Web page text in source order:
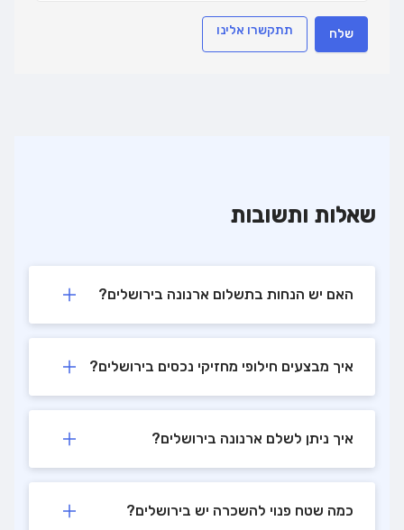
שלח תתקשרו אלינו
שאלות ותשובות
האם יש הנחות בתשלום ארנונה בירושלים?
איך מבצעים חילופי מחזיקי נכסים בירושלים?
איך ניתן לשלם ארנונה בירושלים?
כמה שטח פנוי להשכרה יש בירושלים?